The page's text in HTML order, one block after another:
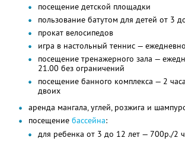
посещение детской площадки
пользование батутом для детей от 3
прокат велосипедов
игра в настольный теннис —
посещение тренажерного зала —
21.00 без ограничений
посещение банного комплекса — 2
двоих
аренда мангала, углей, розжига и
посещение бассейна:
для ребенка от 3 до 12 лет — 700р./2